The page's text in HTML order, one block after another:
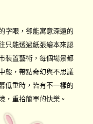
字眼，卻能寓意深遠的
只能透過紙張繪本來認
裝置藝術，每個場景都
般，帶點奇幻與不思議
低垂時，皆有不一樣的
，重拾簡單的快樂。